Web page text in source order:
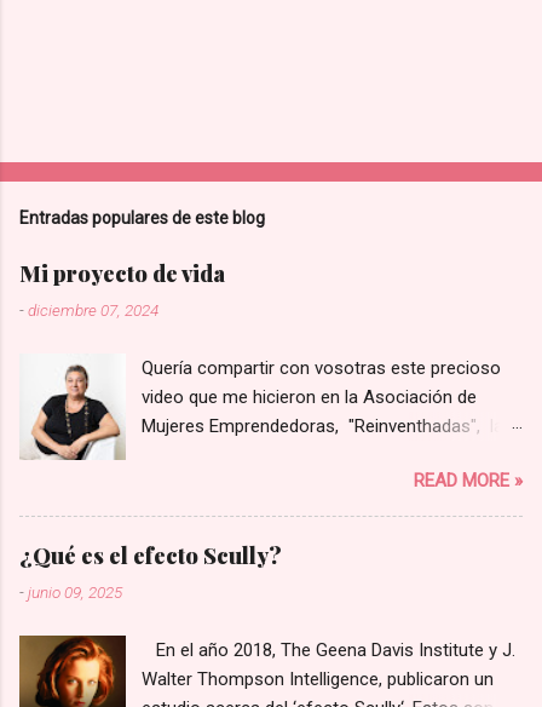
Entradas populares de este blog
Mi proyecto de vida
-diciembre 07, 2024
Quería compartir con vosotras este precioso
video que me hicieron en la Asociación de
Mujeres Emprendedoras, "Reinventhadas", las
poner en valor proyectos liderados por mujeres
de la provincia de Castellón. Entre todos los
presentados eligieron solo a ocho de ellos para
hacer un video corporativo, y yo tuve la gran
el enlace 👉 video Rosa Marco 💜
READ MORE »
¿Qué es el efecto Scully?
-junio 09, 2025
En el año 2018, The Geena Davis Institute y J.
Walter Thompson Intelligence, publicaron un